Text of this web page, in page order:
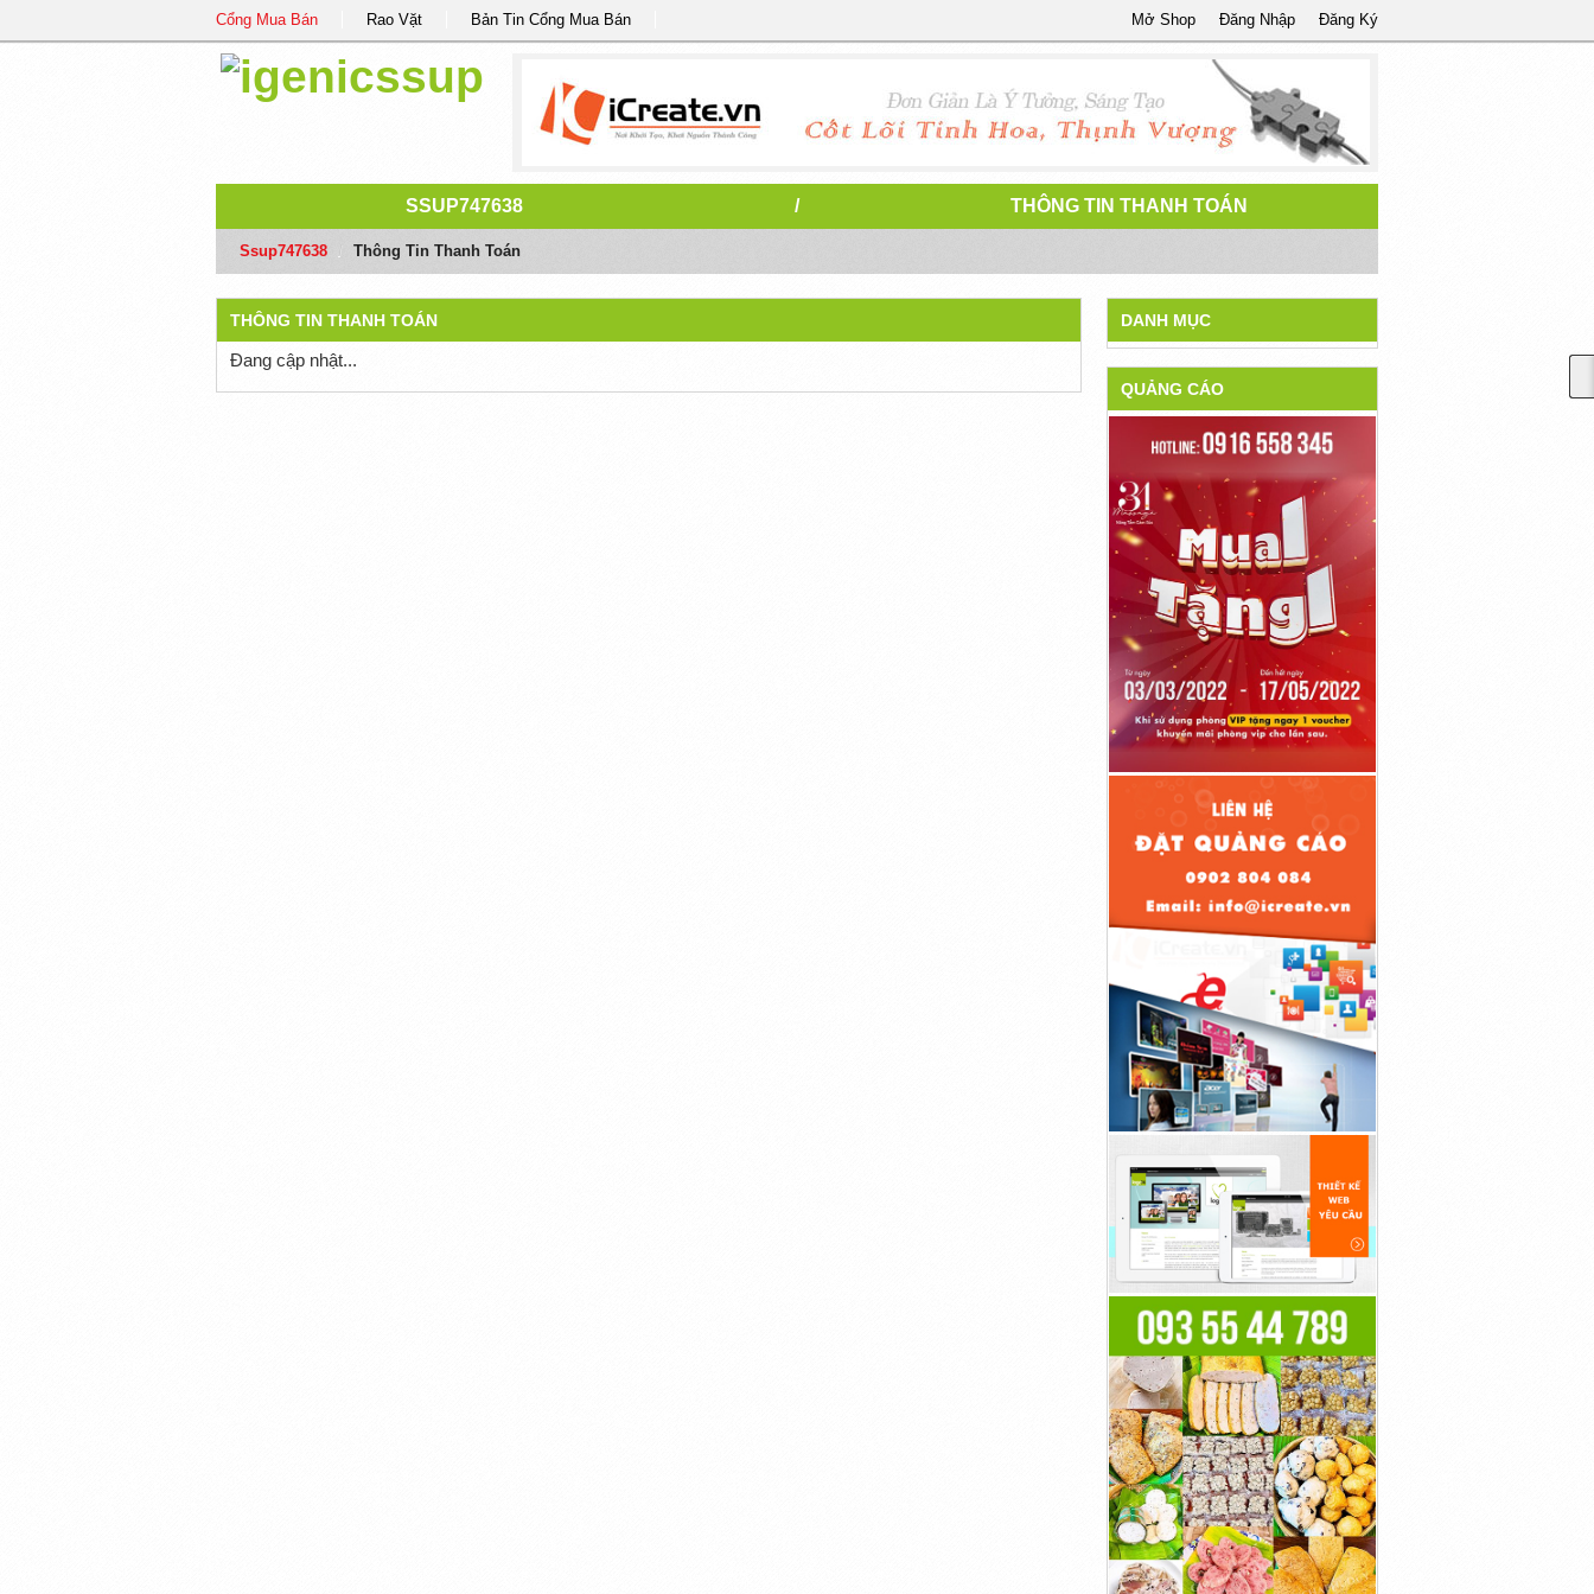
Cổng Mua Bán Rao Vặt Bản Tin Cổng Mua Bán Đăng Ký
Đăng Nhập
Mở Shop
SSUP747638 / THÔNG TIN THANH TOÁN
Ssup747638 Thông Tin Thanh Toán
THÔNG TIN THANH TOÁN
Đang cập nhật...
DANH MỤC
QUẢNG CÁO